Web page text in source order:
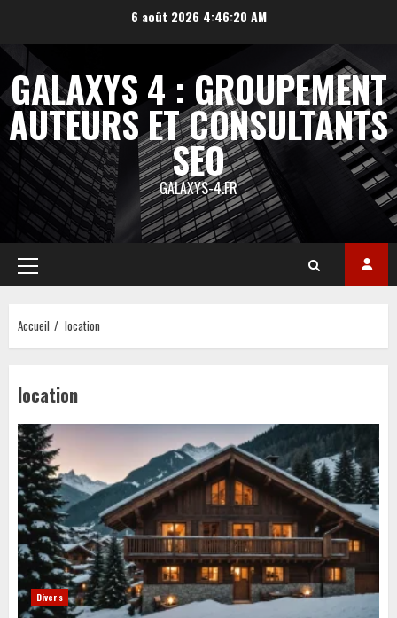
contenu
6 août 2026 4:46:20 AM
GALAXYS 4 : GROUPEMENT
AUTEURS ET CONSULTANTS
SEO
GALAXYS-4.FR
Menu
principal
Accueil location
location
Divers